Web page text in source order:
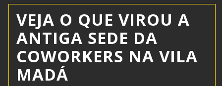
VEJA O QUE VIROU A
ANTIGA SEDE DA
COWORKERS NA VILA
MADÁ